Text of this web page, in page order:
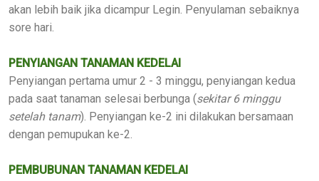
akan lebih baik jika dicampur Legin. Penyulaman sebaiknya
sore hari.
PENYIANGAN TANAMAN KEDELAI
Penyiangan pertama umur 2 - 3 minggu, penyiangan kedua
pada saat tanaman selesai berbunga (sekitar 6 minggu
setelah tanam). Penyiangan ke-2 ini dilakukan bersamaan
dengan pemupukan ke-2.
PEMBUBUNAN TANAMAN KEDELAI